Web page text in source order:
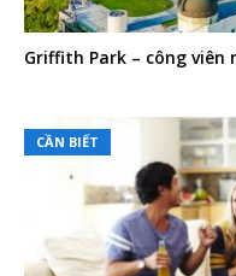
Griffith Park – công viên
CẦN BIẾT